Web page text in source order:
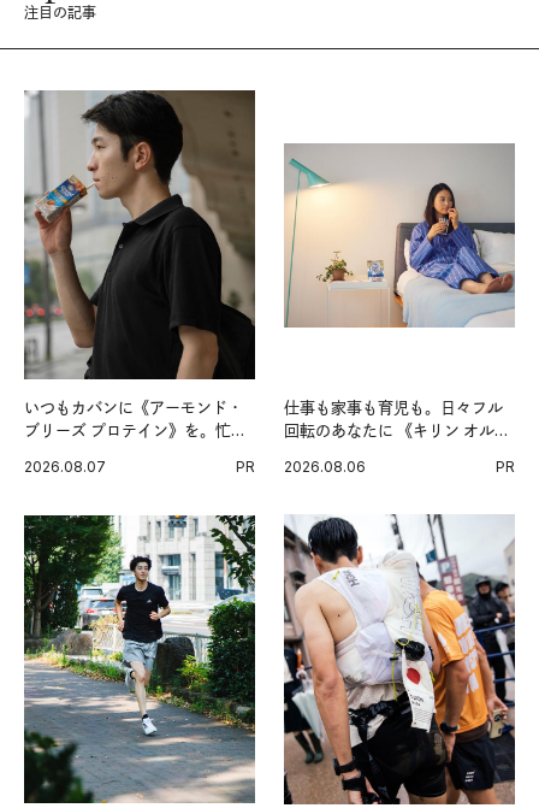
注目の記事
いつもカバンに《アーモンド・
ブリーズ プロテイン》を。忙し
グ習慣。
2026.08.07 PR
仕事も家事も育児も。日々フル
回転のあなたに 《キリン オルニ
2026.08.06 PR